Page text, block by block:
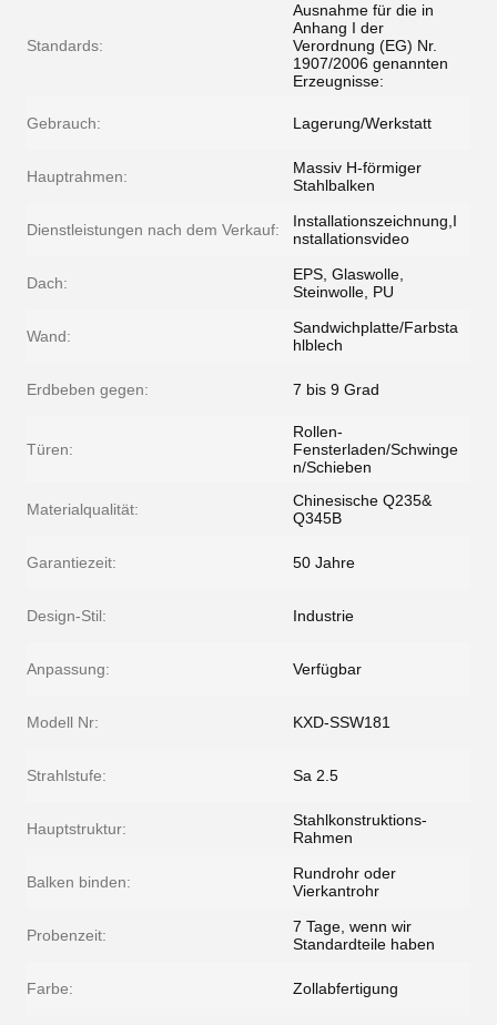
Standards:
Ausnahme für die in
Anhang I der
Verordnung (EG) Nr.
1907/2006 genannten
Erzeugnisse:
Gebrauch: Lagerung/Werkstatt
Hauptrahmen:
Massiv H-förmiger
Stahlbalken
Dienstleistungen nach dem Verkauf:
Installationszeichnung,I
nstallationsvideo
Dach:
EPS, Glaswolle,
Steinwolle, PU
Wand:
Sandwichplatte/Farbsta
hlblech
Erdbeben gegen: 7 bis 9 Grad
Türen:
Rollen-
Fensterladen/Schwinge
n/Schieben
Materialqualität:
Chinesische Q235&
Q345B
Garantiezeit: 50 Jahre
Design-Stil: Industrie
Anpassung: Verfügbar
Modell Nr: KXD-SSW181
Strahlstufe: Sa 2.5
Hauptstruktur:
Stahlkonstruktions-
Rahmen
Balken binden:
Rundrohr oder
Vierkantrohr
Probenzeit:
7 Tage, wenn wir
Standardteile haben
Farbe: Zollabfertigung